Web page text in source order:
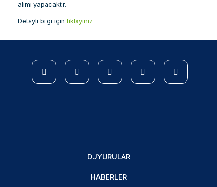
alımı yapacaktır.
Detaylı bilgi içintıklayınız.
DUYURULAR
HABERLER